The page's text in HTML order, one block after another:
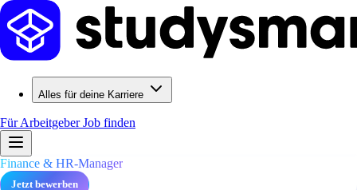
Alles für deine Karriere
Für ArbeitgeberJob finden
Finance & HR-Manager
Jetzt bewerben